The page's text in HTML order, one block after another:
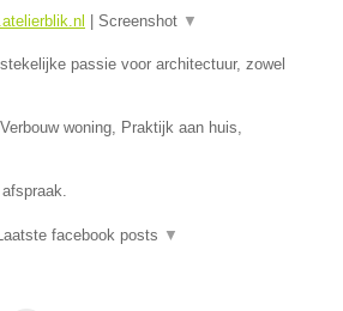
Screenshot ▼
passie voor architectuur, zowel
woning, Praktijk aan huis,
facebook posts ▼